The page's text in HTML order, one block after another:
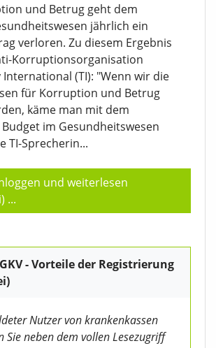
und Betrug geht dem
jährlich ein
verloren. Zu diesem Ergebnis
Korruptionsorganisation
(TI): "Wenn wir die
für Korruption und Betrug
käme man mit dem
im Gesundheitswesen
TI-Sprecherin...
und weiterlesen
...
- Vorteile der Registrierung
Nutzer von krankenkassen
Sie neben dem vollen Lesezugriff